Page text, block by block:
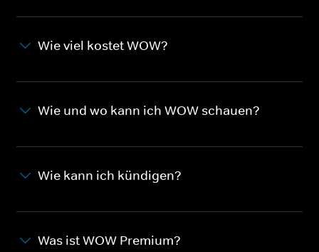
Wie viel kostet WOW?
Wie und wo kann ich WOW schauen?
Wie kann ich kündigen?
Was ist WOW Premium?